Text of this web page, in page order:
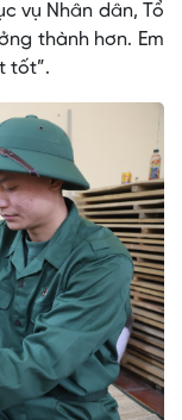
vụ Nhân dân, Tổ
thành hơn. Em
tốt”.